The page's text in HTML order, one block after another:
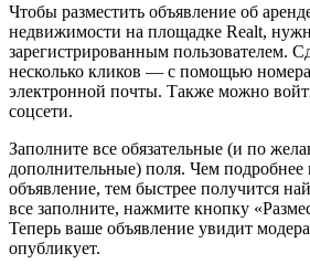
Чтобы разместить объявление об
недвижимости на площадке Realt,
зарегистрированным пользователем.
несколько кликов — с помощью
электронной почты. Также можно
соцсети.
Заполните все обязательные (и по
дополнительные) поля. Чем подробнее
объявление, тем быстрее получится
все заполните, нажмите кнопку
Теперь ваше объявление увидит
опубликует.